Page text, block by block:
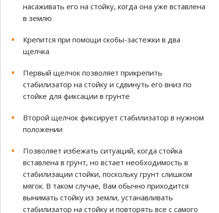
насаживать его на стойку, когда она уже вставлена
в землю
Крепится при помощи скобы-застежки в два
щелчка
Первый щелчок позволяет прикрепить
стабилизатор на стойку и сдвинуть его вниз по
стойке для фиксации в грунте
Второй щелчок фиксирует стабилизатор в нужном
положении
Позволяет избежать ситуаций, когда стойка
вставлена в грунт, но встает необходимость в
стабилизации стойки, поскольку грунт слишком
мягок. В таком случае, Вам обычно приходится
вынимать стойку из земли, устанавливать
стабилизатор на стойку и повторять все с самого